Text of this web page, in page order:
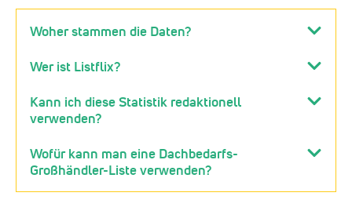
Woher stammen die Daten?
Wer ist Listflix?
Kann ich diese Statistik redaktionell
verwenden?
Wofür kann man eine Dachbedarfs-
Großhändler-Liste verwenden?